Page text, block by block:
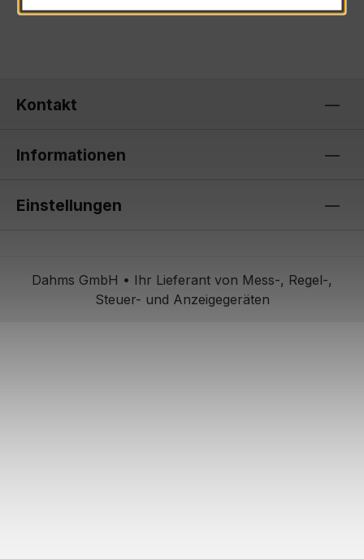
Kontakt
Informationen
Einstellungen
Dahms GmbH • Ihr Lieferant von Mess-, Regel-,
Steuer- und Anzeigegeräten